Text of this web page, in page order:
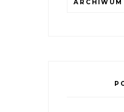
ARCHIWUM